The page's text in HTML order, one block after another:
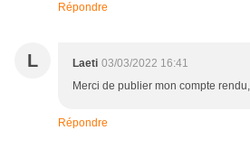
Répondre
L Laeti 03/03/2022 16:41
Merci de publier mon compte
Répondre